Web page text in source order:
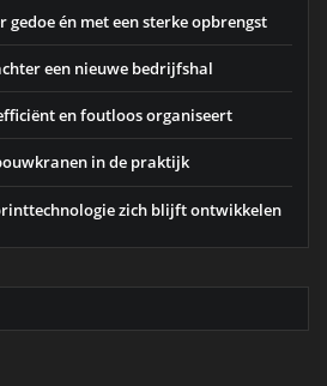
gedoe én met een sterke opbrengst
een nieuwe bedrijfshal
en foutloos organiseert
in de praktijk
zich blijft ontwikkelen